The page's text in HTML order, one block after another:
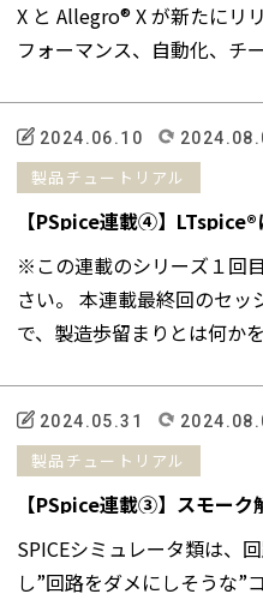
X と Allegro® X が新たにリ
フォーマンス、自動化、チ
2024.06.10
製品チュートリアル
【PSpice連載④】
路製造の歩留まりを改善
※この連載のシリーズ１回
さい。 本連載最終回のセ
で、製造歩留まりとは何か
2024.05.31
製品チュートリアル
【PSpice連載③】スモー
SPICEシミュレータ類は、
し”回路をダメにしそうな”